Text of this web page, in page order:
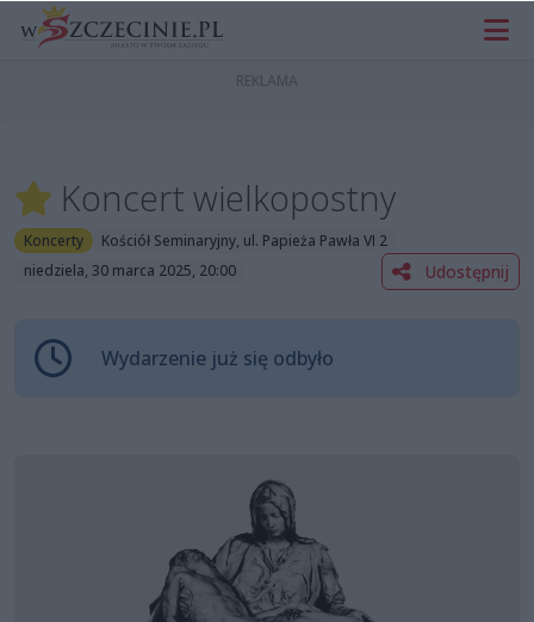
Koncert wielkopostny
Koncerty
Kościół Seminaryjny, ul. Papieża Pawła VI 2
niedziela, 30 marca 2025, 20:00
Udostępnij
Wydarzenie już się odbyło